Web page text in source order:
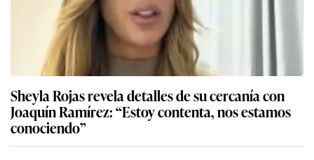
Sheyla Rojas revela detalles de su cercanía con
Joaquín Ramírez: “Estoy contenta, nos estamos
conociendo”